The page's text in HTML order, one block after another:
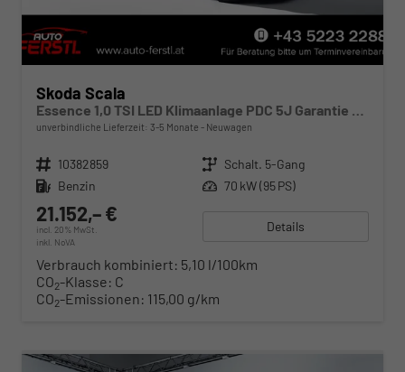
Skoda Scala
Essence 1,0 TSI LED Klimaanlage PDC 5J Garantie Spurhalteassistent Bluetooth
unverbindliche Lieferzeit: 3-5 Monate Neuwagen
Fahrzeugnr. 10382859 Getriebe Schalt. 5-Gang
Kraftstoff Benzin Leistung 70 kW (95 PS)
21.152,– €
incl. 20% MwSt.
inkl. NoVA
Details
Verbrauch kombiniert: 5,10 l/100km
CO2-Klasse: C
CO2-Emissionen: 115,00 g/km